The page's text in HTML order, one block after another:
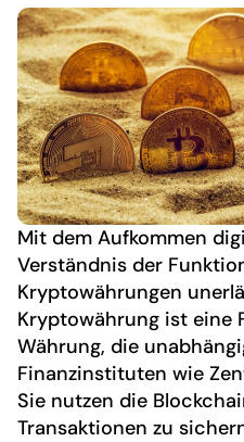
Mit dem Aufkommen
Verständnis der
Kryptowährungen
Kryptowährung ist eine
Währung, die
Finanzinstituten wie
Sie nutzen die
Transaktionen zu